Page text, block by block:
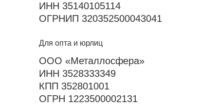
ИНН 35140105114
ОГРНИП 320352500043041
Для опта и юрлиц
ООО «Металлосфера»
ИНН 3528333349
КПП 352801001
ОГРН 1223500002131